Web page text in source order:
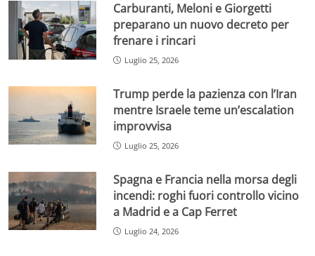
Carburanti, Meloni e Giorgetti
preparano un nuovo decreto per
frenare i rincari
Luglio 25, 2026
Trump perde la pazienza con l’Iran
mentre Israele teme un’escalation
improvvisa
Luglio 25, 2026
Spagna e Francia nella morsa degli
incendi: roghi fuori controllo vicino
a Madrid e a Cap Ferret
Luglio 24, 2026